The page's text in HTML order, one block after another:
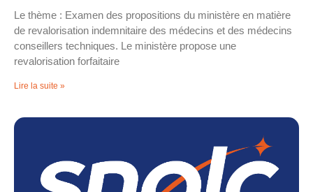
Le thème : Examen des propositions du ministère en matière
de revalorisation indemnitaire des médecins et des médecins
conseillers techniques. Le ministère propose une
revalorisation forfaitaire
Lire la suite »